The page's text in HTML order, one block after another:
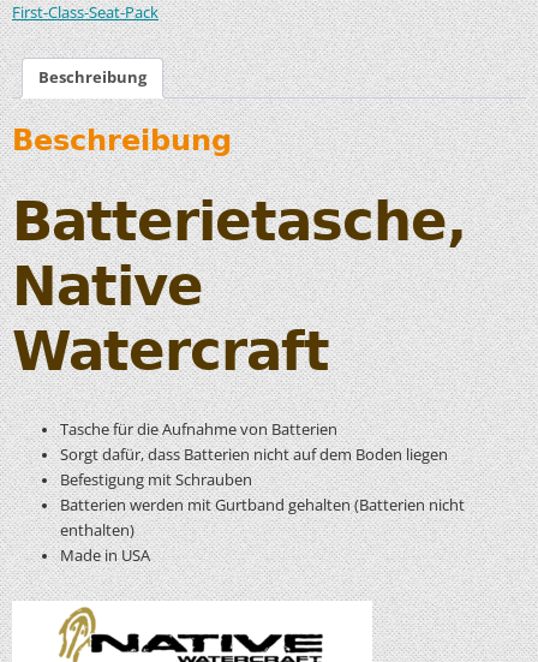
First-Class-Seat-Pack
Beschreibung
Beschreibung
Batterietasche,
Native
Watercraft
Tasche für die Aufnahme von Batterien
Sorgt dafür, dass Batterien nicht auf dem Boden liegen
Befestigung mit Schrauben
Batterien werden mit Gurtband gehalten (Batterien nicht
enthalten)
Made in USA